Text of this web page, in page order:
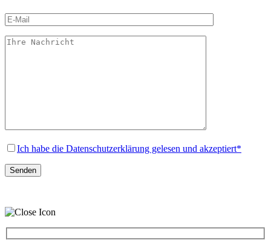
lasse
Feld
Ich habe die Datenschutzerklärung gelesen und akzeptiert*